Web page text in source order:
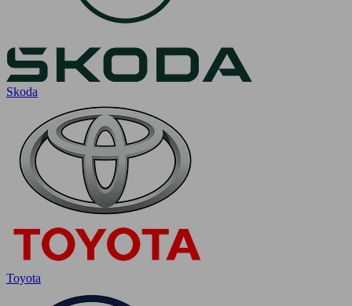
Skoda
Toyota